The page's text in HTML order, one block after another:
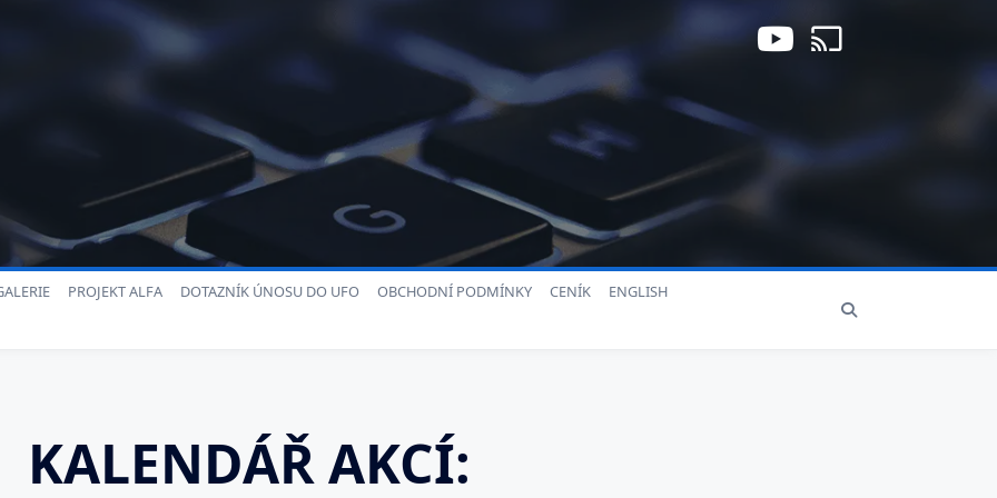
PROJEKT ALFA DOTAZNÍK ÚNOSU DO UFO OBCHODNÍ PODMÍNKY CENÍK
ENGLISH
KALENDÁŘ AKCÍ: